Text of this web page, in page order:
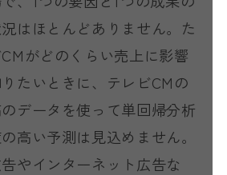
はほとんどありません。た
がどのくらい売上に影響
たいときに、テレビCMの
データを使って単回帰分析
高い予測は見込めません。
やインターネット広告な